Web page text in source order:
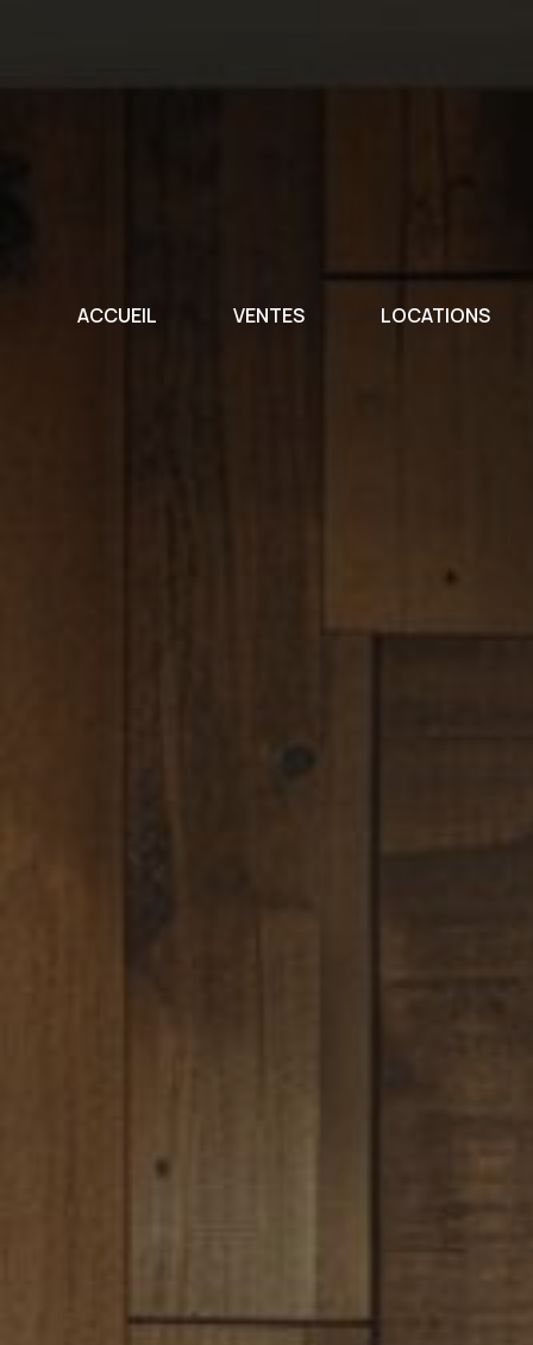
ACCUEIL VENTES LOCATIONS